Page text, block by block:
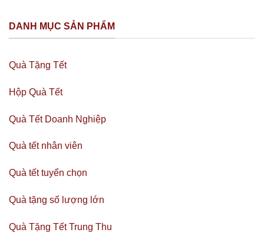
DANH MỤC SẢN PHẨM
Quà Tặng Tết
Hộp Quà Tết
Quà Tết Doanh Nghiệp
Quà tết nhân viên
Quà tết tuyển chọn
Quà tặng số lượng lớn
Quà Tặng Tết Trung Thu